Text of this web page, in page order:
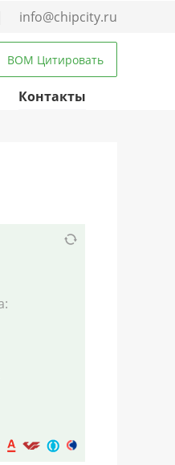
info@chipcity.ru
BOM Цитировать
Контакты